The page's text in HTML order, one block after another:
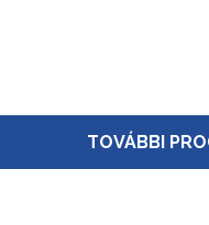
TOVÁBBI